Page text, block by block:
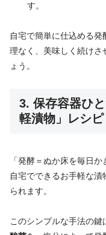
す。
自宅で簡単に仕込める
理なく、美味しく続けさ
ょう。
3. 保存容器ひ
軽漬物」レシピ
「発酵＝ぬか床を毎日
自宅でできるお手軽な漬
られます。
このシンプルな手法の